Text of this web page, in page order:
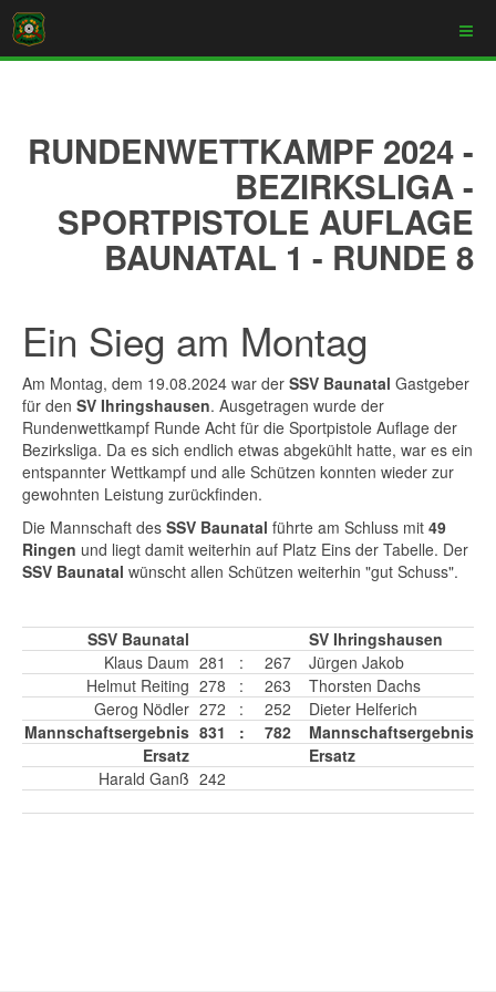
RUNDENWETTKAMPF 2024 -
BEZIRKSLIGA -
SPORTPISTOLE AUFLAGE
BAUNATAL 1 - RUNDE 8
Ein Sieg am Montag
Am Montag, dem 19.08.2024 war der SSV Baunatal Gastgeber
für den SV Ihringshausen. Ausgetragen wurde der
Rundenwettkampf Runde Acht für die Sportpistole Auflage der
Bezirksliga. Da es sich endlich etwas abgekühlt hatte, war es ein
entspannter Wettkampf und alle Schützen konnten wieder zur
gewohnten Leistung zurückfinden.
Die Mannschaft des SSV Baunatal führte am Schluss mit 49
Ringen und liegt damit weiterhin auf Platz Eins der Tabelle. Der
SSV Baunatal wünscht allen Schützen weiterhin "gut Schuss".
SSV Baunatal
SV Ihringshausen
Klaus Daum 281 : 267
Jürgen Jakob
Helmut Reiting 278 : 263
Thorsten Dachs
Gerog Nödler 272 : 252
Dieter Helferich
Mannschaftsergebnis 831 : 782
Mannschaftsergebnis
Ersatz
Ersatz
Harald Ganß 242